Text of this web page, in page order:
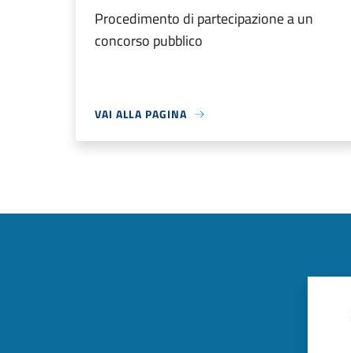
Procedimento di partecipazione a un
concorso pubblico
VAI ALLA PAGINA